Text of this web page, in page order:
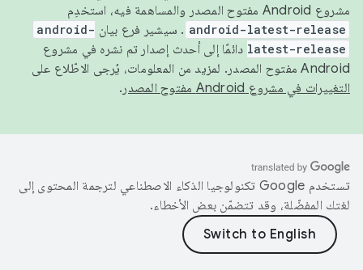
مشروع Android مفتوح المصدر والمساهمة فيه، استخدِم
android-latest-release . سيشير فرع بيان android-
latest-release دائمًا إلى أحدث إصدار تم نشره في مشروع
Android مفتوح المصدر. لمزيد من المعلومات، يُرجى الاطّلاع على
التغييرات في مشروع Android مفتوح المصدر
.
تستخدم Google تكنولوجيا الذكاء الاصطناعي لترجمة المحتوى إلى
لغتك المفضّلة، وقد تتضمّن بعض الأخطاء.